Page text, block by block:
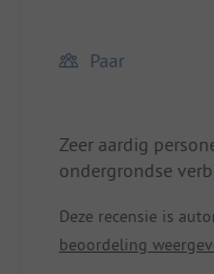
Paar
Zeer aardig
ondergrondse
daarom is de prijs
Deze recensie is
beoordeling